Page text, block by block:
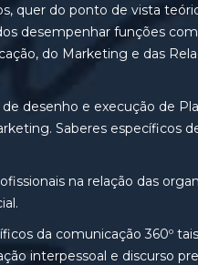
quer do ponto de vista
desempenhar funções
do Marketing e das
desenho e execução de
Saberes específicos
na relação das
da comunicação 360º
interpessoal e discurso